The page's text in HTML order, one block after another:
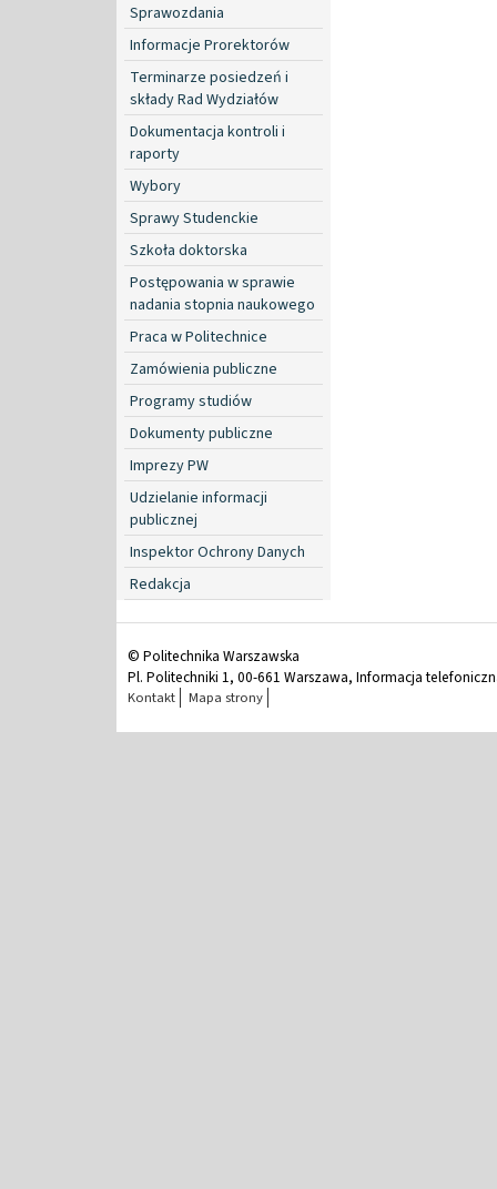
Sprawozdania
Informacje Prorektorów
Terminarze posiedzeń i
składy Rad Wydziałów
Dokumentacja kontroli i
raporty
Wybory
Sprawy Studenckie
Szkoła doktorska
Postępowania w sprawie
nadania stopnia naukowego
Praca w Politechnice
Zamówienia publiczne
Programy studiów
Dokumenty publiczne
Imprezy PW
Udzielanie informacji
publicznej
Inspektor Ochrony Danych
Redakcja
© Politechnika Warszawska
Pl. Politechniki 1, 00-661 Warszawa, Informacja
Kontakt Mapa strony